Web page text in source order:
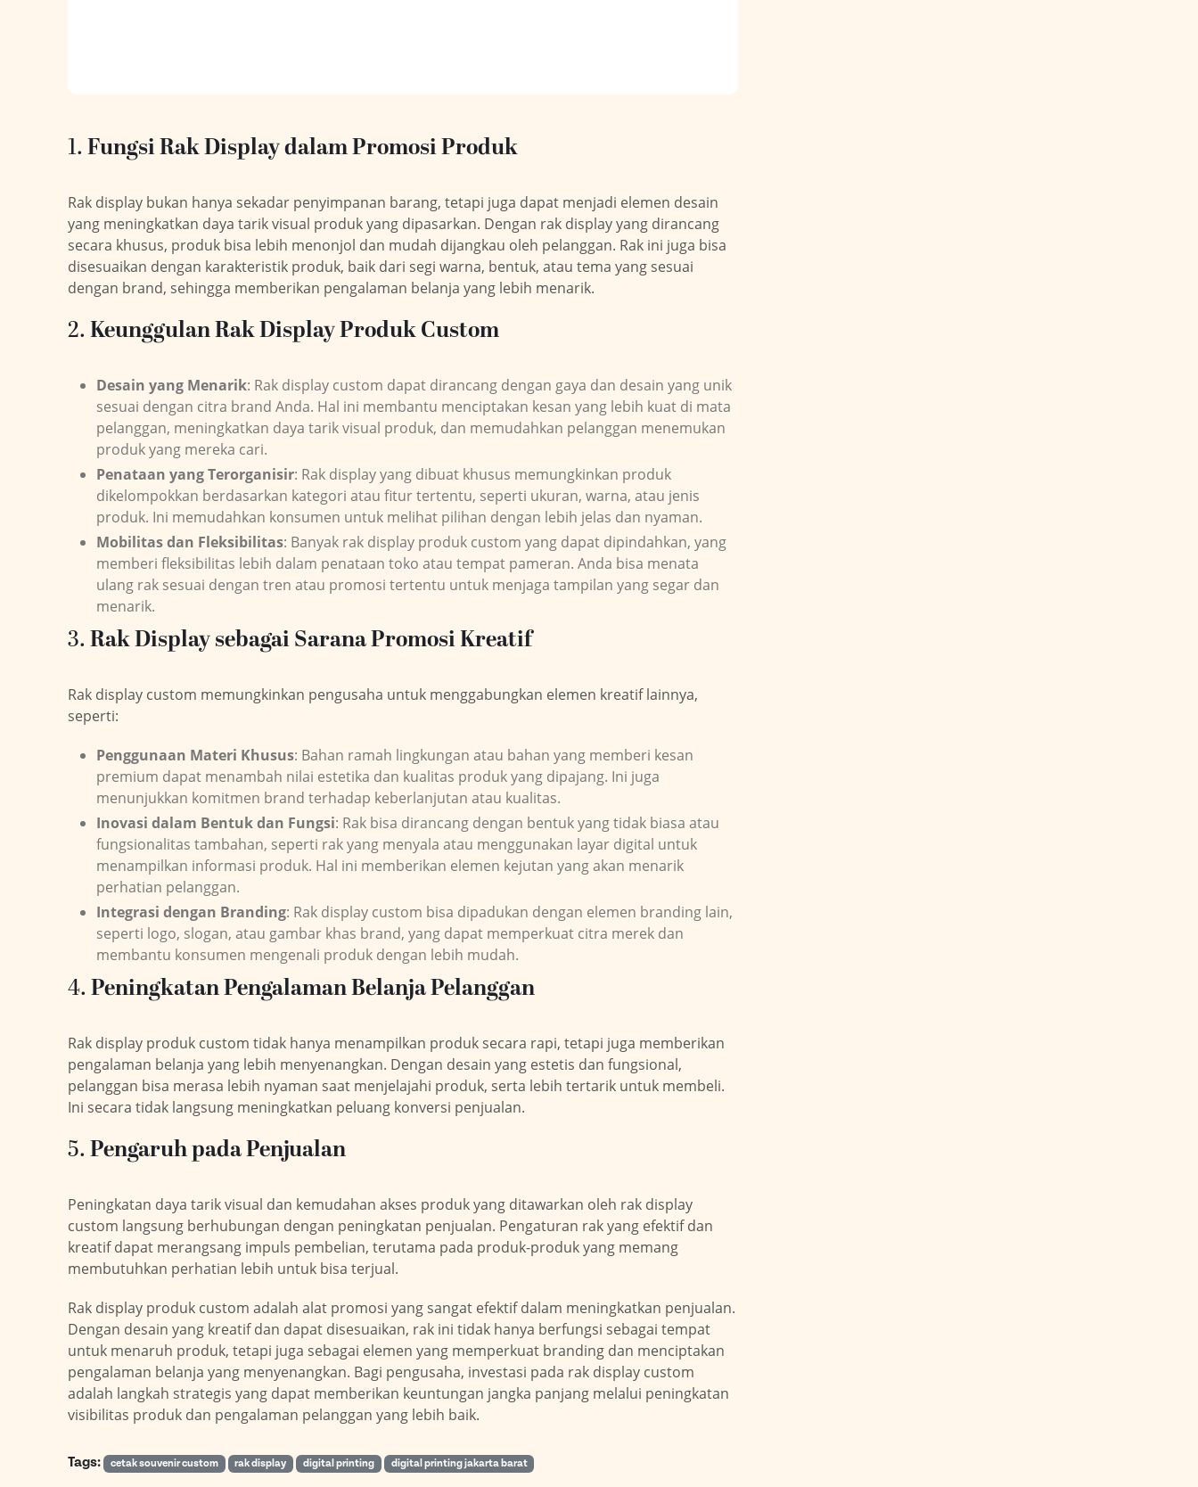
1.Fungsi Rak Display dalam Promosi Produk
Rak display bukan hanya sekadar penyimpanan barang, tetapi juga dapat menjadi elemen desain
yang meningkatkan daya tarik visual produk yang dipasarkan. Dengan rak display yang dirancang
secara khusus, produk bisa lebih menonjol dan mudah dijangkau oleh pelanggan. Rak ini juga bisa
disesuaikan dengan karakteristik produk, baik dari segi warna, bentuk, atau tema yang sesuai
dengan brand, sehingga memberikan pengalaman belanja yang lebih menarik.
2. Keunggulan Rak Display Produk Custom
Desain yang Menarik: Rak display custom dapat dirancang dengan gaya dan desain yang unik
sesuai dengan citra brand Anda. Hal ini membantu menciptakan kesan yang lebih kuat di mata
pelanggan, meningkatkan daya tarik visual produk, dan memudahkan pelanggan menemukan
produk yang mereka cari.
Penataan yang Terorganisir: Rak display yang dibuat khusus memungkinkan produk
dikelompokkan berdasarkan kategori atau fitur tertentu, seperti ukuran, warna, atau jenis
produk. Ini memudahkan konsumen untuk melihat pilihan dengan lebih jelas dan nyaman.
Mobilitas dan Fleksibilitas: Banyak rak display produk custom yang dapat dipindahkan, yang
memberi fleksibilitas lebih dalam penataan toko atau tempat pameran. Anda bisa menata
ulang rak sesuai dengan tren atau promosi tertentu untuk menjaga tampilan yang segar dan
menarik.
3.Rak Display sebagai Sarana Promosi Kreatif
Rak display custom memungkinkan pengusaha untuk menggabungkan elemen kreatif lainnya,
seperti:
Penggunaan Materi Khusus: Bahan ramah lingkungan atau bahan yang memberi kesan
premium dapat menambah nilai estetika dan kualitas produk yang dipajang. Ini juga
menunjukkan komitmen brand terhadap keberlanjutan atau kualitas.
Inovasi dalam Bentuk dan Fungsi: Rak bisa dirancang dengan bentuk yang tidak biasa atau
fungsionalitas tambahan, seperti rak yang menyala atau menggunakan layar digital untuk
menampilkan informasi produk. Hal ini memberikan elemen kejutan yang akan menarik
perhatian pelanggan.
Integrasi dengan Branding: Rak display custom bisa dipadukan dengan elemen branding lain,
seperti logo, slogan, atau gambar khas brand, yang dapat memperkuat citra merek dan
membantu konsumen mengenali produk dengan lebih mudah.
4.Peningkatan Pengalaman Belanja Pelanggan
Rak display produk custom tidak hanya menampilkan produk secara rapi, tetapi juga memberikan
pengalaman belanja yang lebih menyenangkan. Dengan desain yang estetis dan fungsional,
pelanggan bisa merasa lebih nyaman saat menjelajahi produk, serta lebih tertarik untuk membeli.
Ini secara tidak langsung meningkatkan peluang konversi penjualan.
5.Pengaruh pada Penjualan
Peningkatan daya tarik visual dan kemudahan akses produk yang ditawarkan oleh rak display
custom langsung berhubungan dengan peningkatan penjualan. Pengaturan rak yang efektif dan
kreatif dapat merangsang impuls pembelian, terutama pada produk-produk yang memang
membutuhkan perhatian lebih untuk bisa terjual.
Rak display produk custom adalah alat promosi yang sangat efektif dalam meningkatkan penjualan.
Dengan desain yang kreatif dan dapat disesuaikan, rak ini tidak hanya berfungsi sebagai tempat
untuk menaruh produk, tetapi juga sebagai elemen yang memperkuat branding dan menciptakan
pengalaman belanja yang menyenangkan. Bagi pengusaha, investasi pada rak display custom
adalah langkah strategis yang dapat memberikan keuntungan jangka panjang melalui peningkatan
visibilitas produk dan pengalaman pelanggan yang lebih baik.
Tags: cetak souvenir custom rak display digital printing digital printing jakarta barat